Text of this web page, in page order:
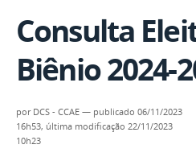
Consulta
Biênio 2024-
por DCS - CCAE — publicado 06/11/2023
16h53, última modificação 22/11/2023
10h23